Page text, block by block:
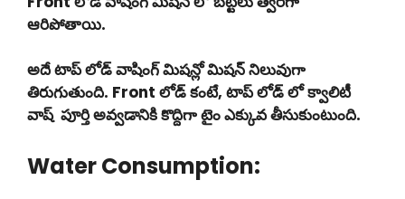
ఆరిపోతాయి.
అదే టాప్ లోడ్ వాషింగ్ మిషన్లో మిషన్ నిలువుగా
తిరుగుతుంది. Front లోడ్ కంటే, టాప్ లోడ్ లో క్వాలిటీ
వాష్ పూర్తి అవ్వడానికి కొద్దిగా టైం ఎక్కువ తీసుకుంటుంది.
Water Consumption: